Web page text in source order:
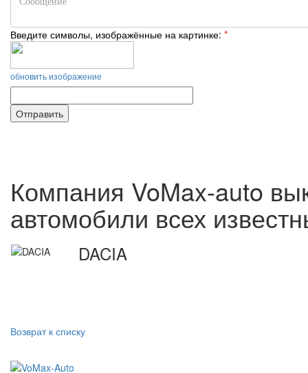
Введите символы, изображённые на картинке: *
обновить изображение
Компания VoMax-auto
автомобили всех
DACIA
Возврат к списку